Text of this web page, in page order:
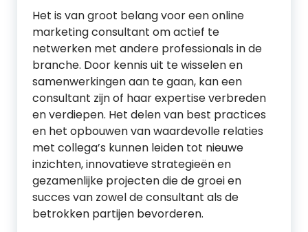
Het is van groot belang voor een online
marketing consultant om actief te
netwerken met andere professionals in de
branche. Door kennis uit te wisselen en
samenwerkingen aan te gaan, kan een
consultant zijn of haar expertise verbreden
en verdiepen. Het delen van best practices
en het opbouwen van waardevolle relaties
met collega’s kunnen leiden tot nieuwe
inzichten, innovatieve strategieën en
gezamenlijke projecten die de groei en
succes van zowel de consultant als de
betrokken partijen bevorderen.